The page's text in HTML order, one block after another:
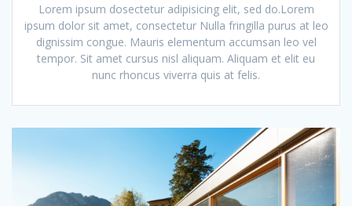
Lorem ipsum dosectetur adipisicing elit, sed do.Lorem
ipsum dolor sit amet, consectetur Nulla fringilla purus at leo
dignissim congue. Mauris elementum accumsan leo vel
tempor. Sit amet cursus nisl aliquam. Aliquam et elit eu
nunc rhoncus viverra quis at felis.